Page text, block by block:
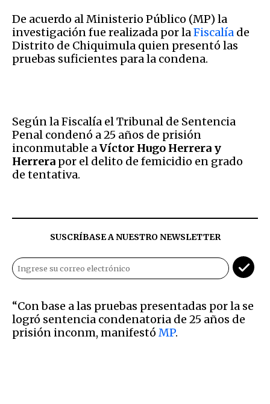
De acuerdo al Ministerio Público (MP) la
investigación fue realizada por laFiscalía de
Distrito de Chiquimula quien presentó las
pruebas suficientes para la condena.
Según la Fiscalía el Tribunal de Sentencia
Penal condenó a 25 años de prisión
inconmutable aVíctor Hugo Herrera y
Herrera por el delito de femicidio en grado
de tentativa.
SUSCRÍBASE A NUESTRO NEWSLETTER
“Con base a las pruebas presentadas por la se
logró sentencia condenatoria de 25 años de
prisión inconm, manifestó MP.